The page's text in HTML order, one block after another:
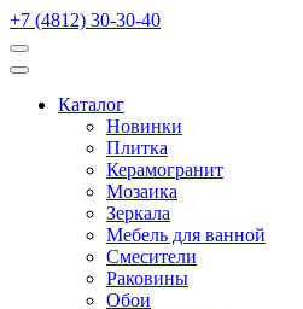
+7 (4812) 30-30-40
Каталог
Новинки
Плитка
Керамогранит
Мозаика
Зеркала
Мебель для ванной
Смесители
Раковины
Обои